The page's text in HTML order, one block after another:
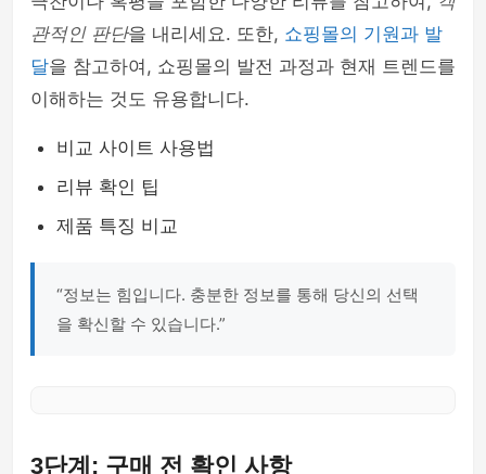
관적인 판단을 내리세요. 또한, 쇼핑몰의 기원과 발
달을 참고하여, 쇼핑몰의 발전 과정과 현재 트렌드를
이해하는 것도 유용합니다.
비교 사이트 사용법
리뷰 확인 팁
제품 특징 비교
“정보는 힘입니다. 충분한 정보를 통해 당신의 선택
을 확신할 수 있습니다.”
3단계: 구매 전 확인 사항